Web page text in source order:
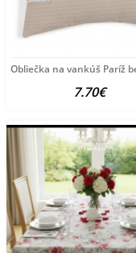
Obliečka na vankúš Paríž
7.70€